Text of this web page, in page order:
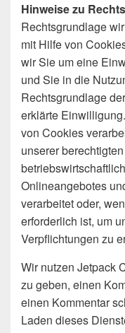
Hinweise zu
Rechtsgrundlage
mit Hilfe von
wir Sie um eine
und Sie in die
Rechtsgrundlage
erklärte
von Cookies
unserer
Onlineangebotes
verarbeitet oder,
erforderlich ist, um
Verpflichtungen zu
Wir nutzen Jetpack
zu geben, einen
einen Kommentar
Laden dieses